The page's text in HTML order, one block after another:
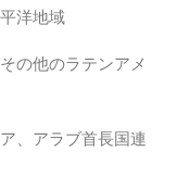
洋地域
の他のラテンアメ
、アラブ首長国連